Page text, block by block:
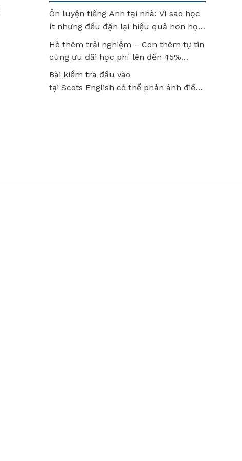
Ôn luyện tiếng Anh tại nhà: Vì sao học
ít nhưng đều đặn lại hiệu quả hơn học
thật lâu?
Hè thêm trải nghiệm – Con thêm tự tin
cùng ưu đãi học phí lên đến 45%
tại Scots English
Bài kiểm tra đầu vào
tại Scots English có thể phản ánh điều